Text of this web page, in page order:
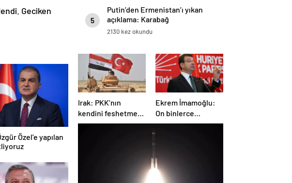
Geciken
Özel’e yapılan
5
Putin’den Ermenistan’ı yıkan
açıklama: Karabağ
Azerbaycan’ın ayrılmaz bir
2130 kez okundu
Irak: PKK’nın
kendini feshetme
kararını
Ekrem İmamoğlu:
On binlerce
vatandaşımızın
kapanmasına çok
sevindim